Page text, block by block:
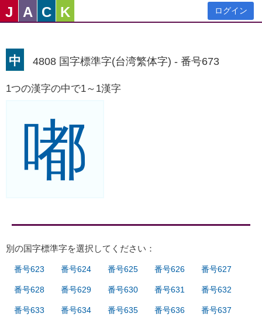
J A C K ログイン
中 4808 国字標準字(台湾繁体字) - 番号673
1つの漢字の中で1～1漢字
嘟
別の国字標準字を選択してください：
番号623 番号624 番号625 番号626 番号627
番号628 番号629 番号630 番号631 番号632
番号633 番号634 番号635 番号636 番号637